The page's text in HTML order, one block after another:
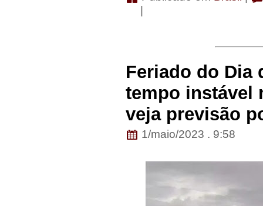
Feriado do Dia
tempo instável
veja previsão
1/maio/2023 . 9:58